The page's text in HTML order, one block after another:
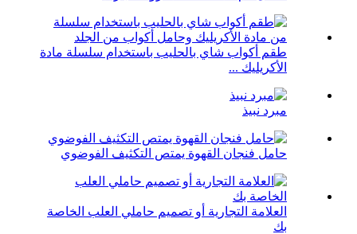
طقم أكواب شاي بالحليب باستخدام سلسلة مادة
الأكريليك ...
مبرد نبيذ
حامل فنجان القهوة يمتص التكثيف الفوضوي
العلامة التجارية أو تصميم حاملي العلب الخاصة
بك